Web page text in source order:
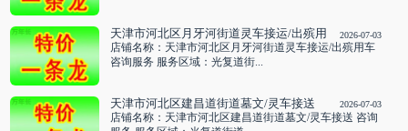
天津市河北区月牙河街道灵车接运/出殡用
车 咨询服务
2026-07-03
店铺名称：天津市河北区月牙河街道灵车接运/出殡用车
咨询服务 服务区域：光复道街...
天津市河北区建昌道街道墓文/灵车接送
咨询服务
2026-07-03
店铺名称：天津市河北区建昌道街道墓文/灵车接送 咨询